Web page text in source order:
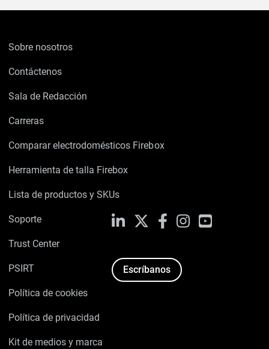
Sobre nosotros
Contáctenos
Sala de Redacción
Carreras
Comparar electrodomésticos Firebox
Herramienta de talla Firebox
Lista de productos y SKUs
Soporte
Trust Center
PSIRT
Política de cookies
Política de privacidad
Kit de medios y marca
LinkedIn FacebookInstagramYouTube
Escríbanos